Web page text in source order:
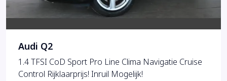
Audi Q2
1.4 TFSI CoD Sport Pro Line Clima Navigatie Cruise
Control Rijklaarprijs! Inruil Mogelijk!